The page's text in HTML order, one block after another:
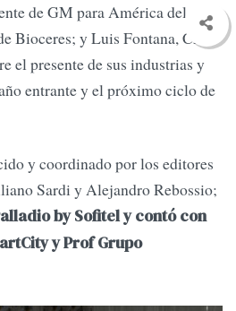
de GM para América del Sur;
Bioceres; y Luis Fontana, CEO
el presente de sus industrias y
entrante y el próximo ciclo de
y coordinado por los editores
Sardi y Alejandro Rebossio;
by Sofitel y contó con
y Prof Grupo